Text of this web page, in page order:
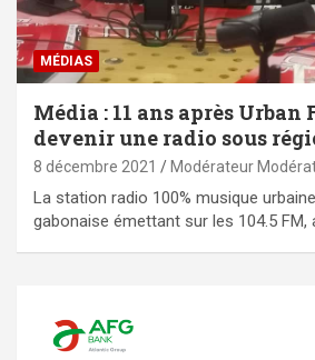
MÉDIAS
Média : 11 ans après Urban
devenir une radio sous
8 décembre 2021 Modérateur
La station radio 100% musique
gabonaise émettant sur les 104.5 FM,